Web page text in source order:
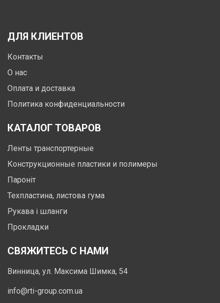
ДЛЯ КЛИЕНТОВ
Контакты
О нас
Оплата и доставка
Политика конфиденциальности
КАТАЛОГ ТОВАРОВ
Ленты транспортерные
Конструкционные пластики и полимеры
Пароніт
Техпластина, листова гума
Рукава і шланги
Прокладки
СВЯЖИТЕСЬ С НАМИ
Винница, ул. Максима Шимка, 54
info@rti-group.com.ua